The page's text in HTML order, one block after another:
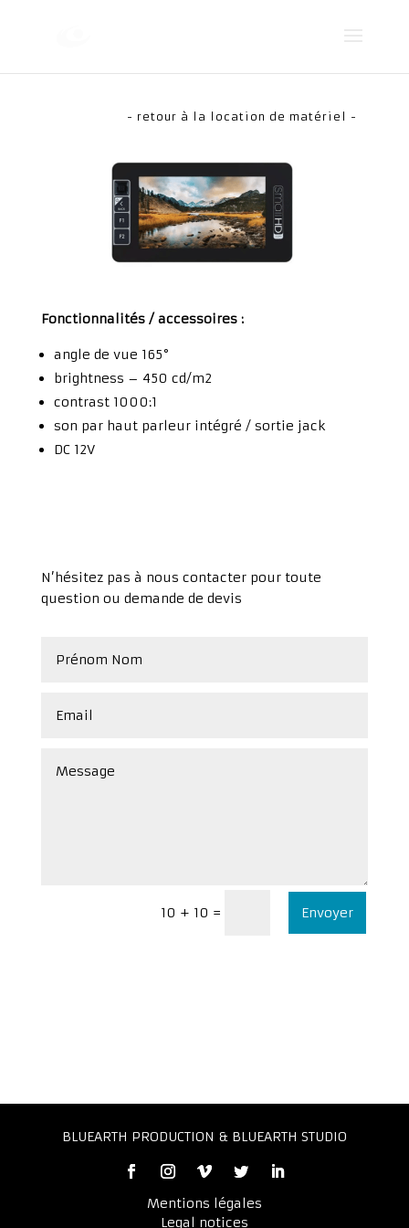
- retour à la location de matériel -
Fonctionnalités / accessoires :
angle de vue 165°
brightness – 450 cd/m2
contrast 1000:1
son par haut parleur intégré / sortie jack
DC 12V
N’hésitez pas à nous contacter pour toute
question ou demande de devis
10 + 10 = Envoyer
BLUEARTH PRODUCTION & BLUEARTH STUDIO
Mentions légales
Legal notices